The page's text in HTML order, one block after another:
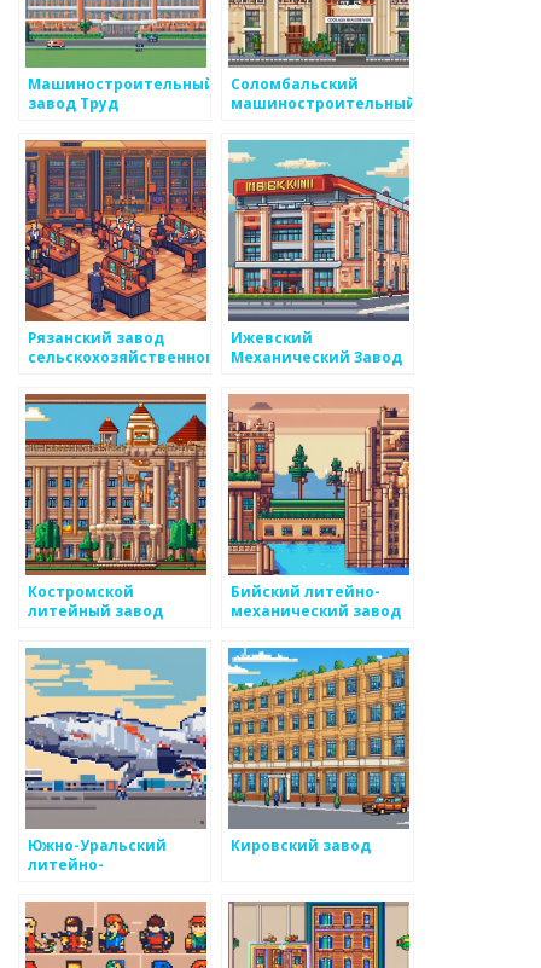
Машиностроительный
завод Труд
Соломбальский
машиностроительный
Рязанский завод
сельскохозяйственного
Ижевский
Механический Завод
Костромской
литейный завод
Бийский литейно-
механический завод
Южно-Уральский
литейно-
Кировский завод